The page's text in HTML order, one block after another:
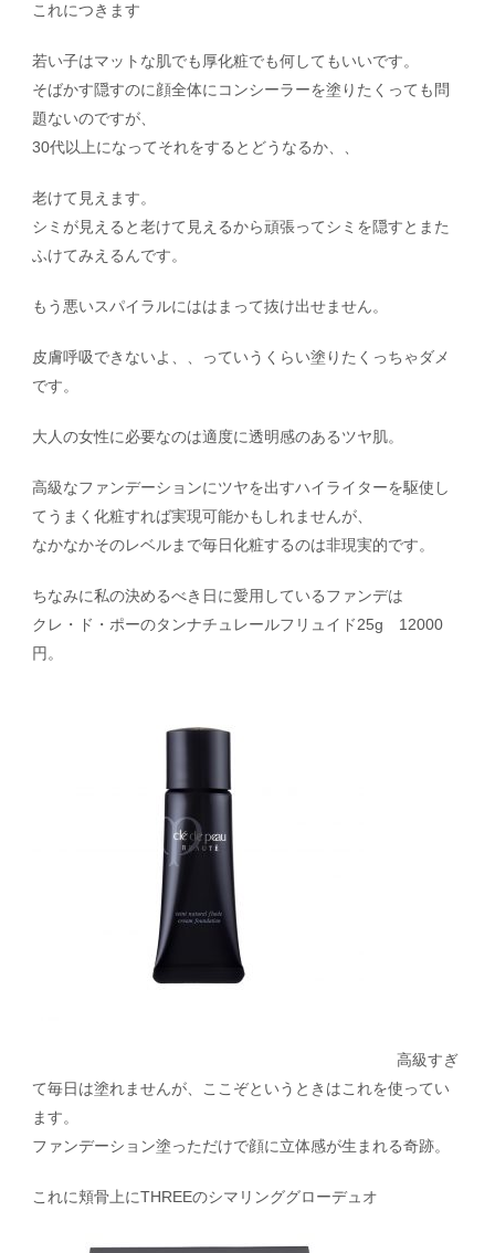
これにつきます
若い子はマットな肌でも厚化粧でも何してもいいです。
そばかす隠すのに顔全体にコンシーラーを塗りたくっても問
題ないのですが、
30代以上になってそれをするとどうなるか、、
老けて見えます。
シミが見えると老けて見えるから頑張ってシミを隠すとまた
ふけてみえるんです。
もう悪いスパイラルにははまって抜け出せません。
皮膚呼吸できないよ、、っていうくらい塗りたくっちゃダメ
です。
大人の女性に必要なのは適度に透明感のあるツヤ肌。
高級なファンデーションにツヤを出すハイライターを駆使し
てうまく化粧すれば実現可能かもしれませんが、
なかなかそのレベルまで毎日化粧するのは非現実的です。
ちなみに私の決めるべき日に愛用しているファンデは
クレ・ド・ポーのタンナチュレールフリュイド25g 12000
円。
高級すぎ
て毎日は塗れませんが、ここぞというときはこれを使ってい
ます。
ファンデーション塗っただけで顔に立体感が生まれる奇跡。
これに頬骨上にTHREEのシマリンググローデュオ